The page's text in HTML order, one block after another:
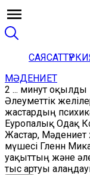
САЯСАТ
МӘДЕНИЕТ
2 ... минут оқылды
Әлеуметтік
жастардың
Еуропалық Одақ
Жастар, Мәдениет
мүшесі Гленн
уақыттың және
тыс артуы